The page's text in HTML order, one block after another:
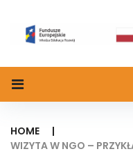
content
HOME
|
WIZYTA W NGO –